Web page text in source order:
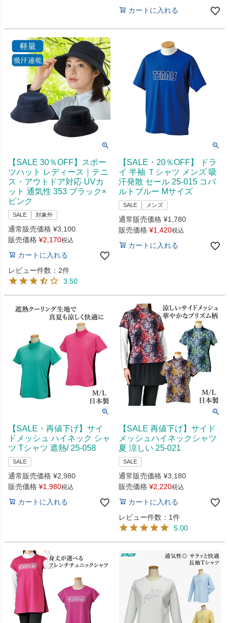
カートに入れる
【SALE 30％OFF】スポー
ツハット レディース｜テニ
ス・アウトドア対応 UVカ
ット 通気性 353 ブラック×
ピンク
SALE 対象外
通常販売価格 ¥3,100
販売価格 ¥2,170税込
カートに入れる
レビュー件数：2件
3.50
【SALE・20％OFF】 ドラ
イ 半袖 Ｔシャツ メンズ 吸
汗発散 セール 25-015 コバ
ルトブルー Mサイズ
SALE メンズ
通常販売価格 ¥1,780
販売価格 ¥1,420税込
カートに入れる
【SALE・再値下げ】サイ
ドメッシュ ハイネック シャ
ツ Tシャツ 遮熱/ 25-058
SALE
通常販売価格 ¥2,980
販売価格 ¥1,980税込
カートに入れる
【SALE 再値下げ】サイド
メッシュハイネックシャツ
夏 涼しい 25-021
SALE
通常販売価格 ¥3,180
販売価格 ¥2,220税込
カートに入れる
レビュー件数：1件
5.00